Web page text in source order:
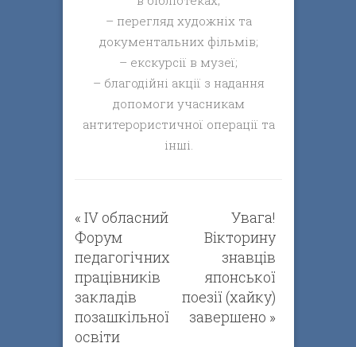
– перегляд художніх та
документальних фільмів;
– екскурсії в музеї;
– благодійні акції з надання
допомоги учасникам
антитерористичної операції та
інші.
« ІV обласний
Форум
педагогічних
працівників
закладів
позашкільної
освіти
Увага!
Вікторину
знавців
японської
поезії (хайку)
завершено »